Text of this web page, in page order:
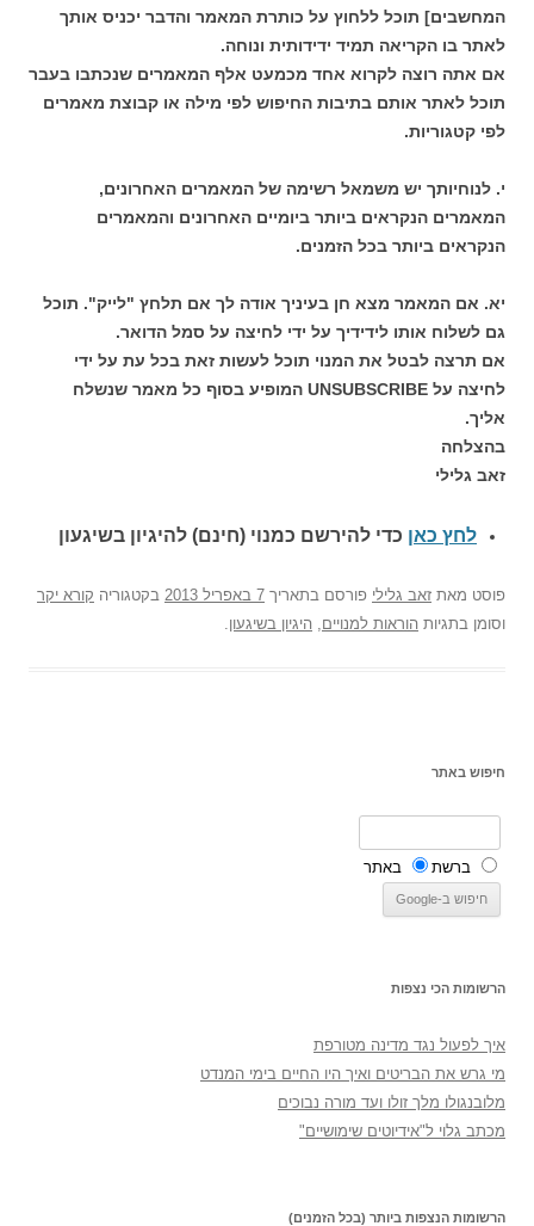
המחשבים] תוכל ללחוץ על כותרת המאמר והדבר יכניס אותך
לאתר בו הקריאה תמיד ידידותית ונוחה.
אם אתה רוצה לקרוא אחד מכמעט אלף המאמרים שנכתבו בעבר
תוכל לאתר אותם בתיבות החיפוש לפי מילה או קבוצת מאמרים
לפי קטגוריות.
י. לנוחיותך יש משמאל רשימה של המאמרים האחרונים,
המאמרים הנקראים ביותר ביומיים האחרונים והמאמרים
הנקראים ביותר בכל הזמנים.
יא. אם המאמר מצא חן בעיניך אודה לך אם תלחץ "לייק". תוכל
גם לשלוח אותו לידידיך על ידי לחיצה על סמל הדואר.
אם תרצה לבטל את המנוי תוכל לעשות זאת בכל עת על ידי
לחיצה על UNSUBSCRIBE המופיע בסוף כל מאמר שנשלח
אליך.
בהצלחה
זאב גלילי
לחץ כאן כדי להירשם כמנוי (חינם) להיגיון בשיגעון
פוסט מאת זאב גלילי פורסם בתאריך 7 באפריל 2013 בקטגוריה קורא יקר
וסומן בתגיות הוראות למנויים היגיון בשיגעון
חיפוש באתר
ברשת באתר
הרשומות הכי נצפות
איך לפעול נגד מדינה מטורפת
מי גרש את הבריטים ואיך היו החיים בימי המנדט
מלובנגולו מלך זולו ועד מורה נבוכים
מכתב גלוי ל"אידיוטים שימושיים"
הרשומות הנצפות ביותר (בכל הזמנים)